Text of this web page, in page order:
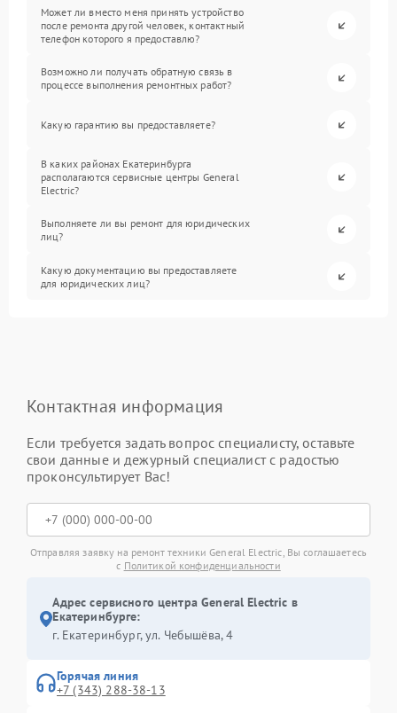
Может ли вместо меня принять устройство
после ремонта другой человек, контактный
телефон которого я предоставлю?
Возможно ли получать обратную связь в
процессе выполнения ремонтных работ?
Какую гарантию вы предоставляете?
В каких районах Екатеринбурга
располагаются сервисные центры General
Electric?
Выполняете ли вы ремонт для юридических
лиц?
Какую документацию вы предоставляете
для юридических лиц?
Контактная информация
Если требуется задать вопрос специалисту, оставьте
свои данные и дежурный специалист с радостью
проконсультирует Вас!
Отправляя заявку на ремонт техники General Electric, Вы соглашаетесь
с Политикой конфиденциальности
Адрес сервисного центра General Electric в
Екатеринбурге:
г. Екатеринбург, ул. Чебышёва, 4
Горячая линия
+7 (343) 288-38-13